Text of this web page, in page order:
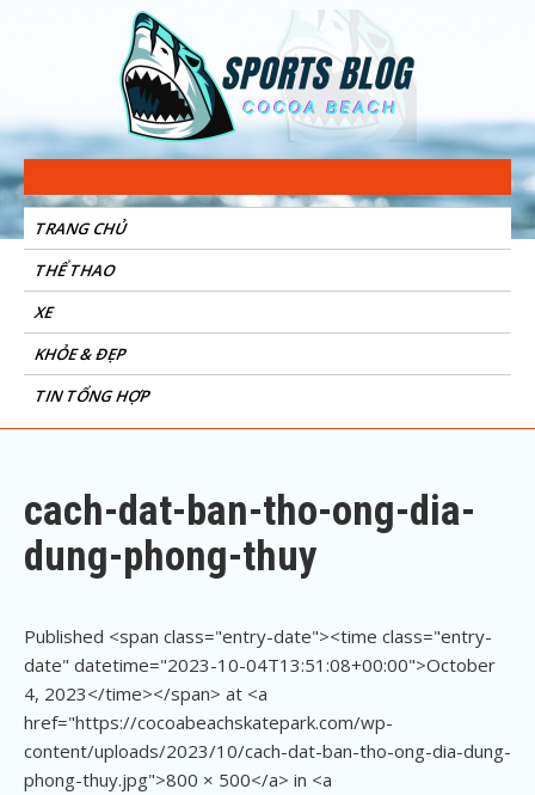
Sports Blog
Cocoa Beach
TRANG CHỦ
THỂ THAO
XE
KHỎE & ĐẸP
TIN TỔNG HỢP
cach-dat-ban-tho-ong-dia-
dung-phong-thuy
Published <span class="entry-date"><time class="entry-
date" datetime="2023-10-04T13:51:08+00:00">October
4, 2023</time></span> at <a
href="https://cocoabeachskatepark.com/wp-
content/uploads/2023/10/cach-dat-ban-tho-ong-dia-dung-
phong-thuy.jpg">800 × 500</a> in <a